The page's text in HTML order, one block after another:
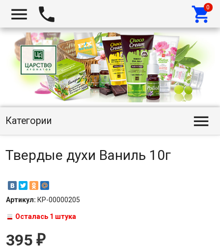
  
Категории 
Твердые духи Ваниль 10г
Артикул: КР-00000205
Осталась 1 штука
395 ₽